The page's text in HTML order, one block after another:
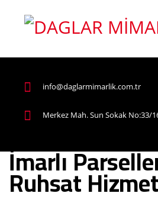
info@daglarmimarlik.com.tr
Merkez Mah. Sun Sokak No:33/
İmarlı
Ruhsat